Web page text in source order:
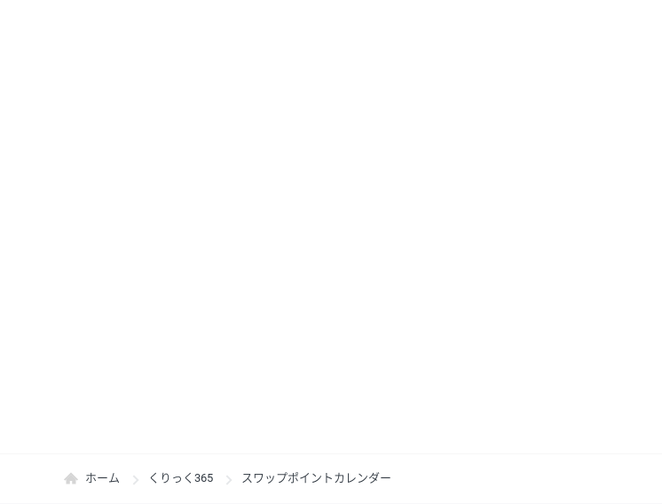
ホーム くりっく365 スワップポイントカレンダー